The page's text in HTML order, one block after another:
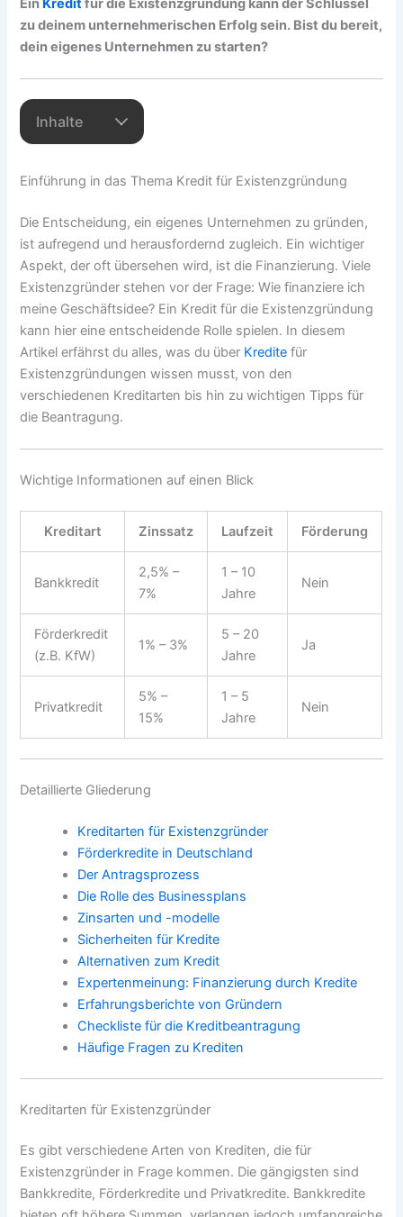
Ein Kreditfür die Existenzgründung kann der Schlüssel
zu deinem unternehmerischen Erfolg sein. Bist du bereit,
dein eigenes Unternehmen zu starten?
Inhalte
Einführung in das Thema Kredit für Existenzgründung
Die Entscheidung, ein eigenes Unternehmen zu gründen,
ist aufregend und herausfordernd zugleich. Ein wichtiger
Aspekt, der oft übersehen wird, ist die Finanzierung. Viele
Existenzgründer stehen vor der Frage: Wie finanziere ich
meine Geschäftsidee? Ein Kredit für die Existenzgründung
kann hier eine entscheidende Rolle spielen. In diesem
Artikel erfährst du alles, was du über Kredite für
Existenzgründungen wissen musst, von den
verschiedenen Kreditarten bis hin zu wichtigen Tipps für
die Beantragung.
Wichtige Informationen auf einen Blick
Kreditart Zinssatz Laufzeit Förderung
Bankkredit
2,5% –
7%
1 – 10
Jahre
Nein
Förderkredit
(z.B. KfW)
1% – 3%
5 – 20
Jahre
Ja
Privatkredit
5% –
15%
1 – 5
Jahre
Nein
Detaillierte Gliederung
Kreditarten für Existenzgründer
Förderkredite in Deutschland
Der Antragsprozess
Die Rolle des Businessplans
Zinsarten und -modelle
Sicherheiten für Kredite
Alternativen zum Kredit
Expertenmeinung: Finanzierung durch Kredite
Erfahrungsberichte von Gründern
Checkliste für die Kreditbeantragung
Häufige Fragen zu Krediten
Kreditarten für Existenzgründer
Es gibt verschiedene Arten von Krediten, die für
Existenzgründer in Frage kommen. Die gängigsten sind
Bankkredite, Förderkredite und Privatkredite. Bankkredite